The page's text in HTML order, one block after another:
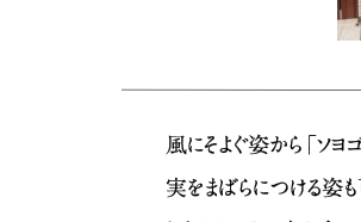
風にそよぐ姿から「ソ
実をまばらにつける